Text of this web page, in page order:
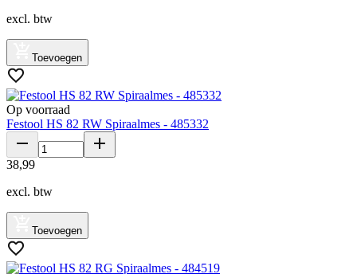
excl. btw
Toevoegen
Op voorraad
Festool HS 82 RW Spiraalmes - 485332
38,99
excl. btw
Toevoegen